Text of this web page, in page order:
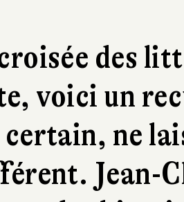
des
voici un
certain, ne
Jean-